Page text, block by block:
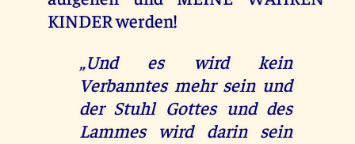
KINDER werden!
„Und es wird kein
Verbanntes mehr sein und
der Stuhl Gottes und des
Lammes wird darin sein